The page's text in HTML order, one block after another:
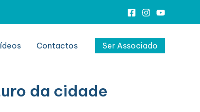
Contactos Ser Associado
da cidade